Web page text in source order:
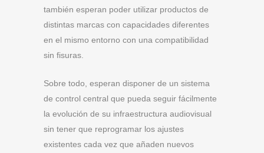
también esperan poder utilizar productos de
distintas marcas con capacidades diferentes
en el mismo entorno con una compatibilidad
sin fisuras.
Sobre todo, esperan disponer de un sistema
de control central que pueda seguir fácilmente
la evolución de su infraestructura audiovisual
sin tener que reprogramar los ajustes
existentes cada vez que añaden nuevos